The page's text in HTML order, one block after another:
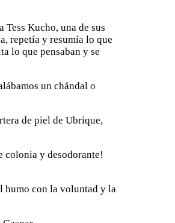
Kucho, una de sus
repetía y resumía lo que
lo que pensaban y se
un chándal o
de piel de Ubrique,
colonia y desodorante!
humo con la voluntad y la